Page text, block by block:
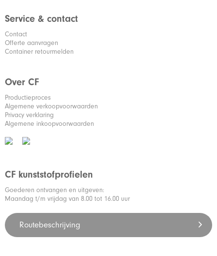
Service & contact
Contact
Offerte aanvragen
Container retourmelden
Over CF
Productieproces
Algemene verkoopvoorwaarden
Privacy verklaring
Algemene inkoopvoorwaarden
CF kunststofprofielen
Goederen ontvangen en uitgeven:
Maandag t/m vrijdag van 8.00 tot 16.00 uur
Routebeschrijving